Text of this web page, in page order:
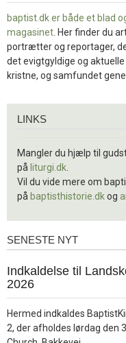
baptist.dk er både et blad
magasinet . Her finder du
portrætter og reportager,
det evigtgyldige og
kristne, og samfundet
LINKS
Mangler du hjælp til
på liturgi.dk
Vil du vide mere om
på baptisthistorie.dkog
Seneste
SENESTE NYT
jul.
Indkaldelse til
2026
Hermed indkaldes
2, der afholdes lørdag den